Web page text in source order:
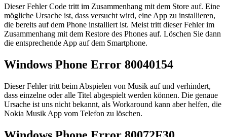
Dieser Fehler Code tritt im Zusammenhang mit dem Store auf. Eine
mögliche Ursache ist, dass versucht wird, eine App zu installieren,
die bereits auf dem Phone installiert ist. Meist tritt dieser Fehler im
Zusammenhang mit dem Restore des Phones auf. Löschen Sie dann
die entsprechende App auf dem Smartphone.
Windows Phone Error 80040154
Dieser Fehler tritt beim Abspielen von Musik auf und verhindert,
dass einzelne oder alle Titel abgespielt werden können. Die genaue
Ursache ist uns nicht bekannt, als Workaround kann aber helfen, die
Nokia Musik App vom Telefon zu löschen.